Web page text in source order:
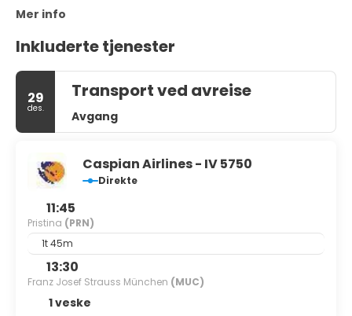
Mer info
Inkluderte tjenester
29
des.
Transport ved avreise
Avgang
Caspian Airlines - IV 5750
Direkte
11:45
Pristina (PRN)
1t 45m
13:30
Franz Josef Strauss München (MUC)
1 veske